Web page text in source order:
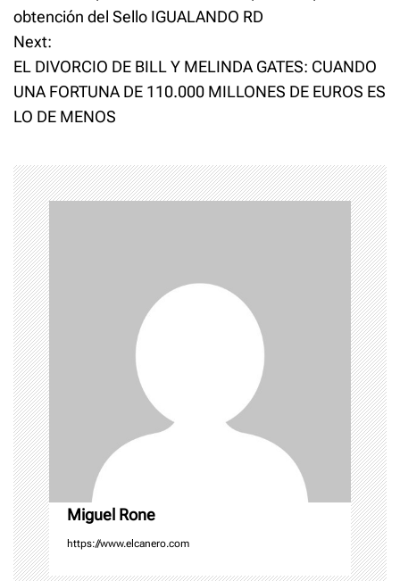
o
s
t
n
a
v
i
g
a
t
i
o
n
obtención del Sello IGUALANDO RD
Next:
EL DIVORCIO DE BILL Y MELINDA GATES: CUANDO
UNA FORTUNA DE 110.000 MILLONES DE EUROS ES
LO DE MENOS
Miguel Rone
https://www.elcanero.com